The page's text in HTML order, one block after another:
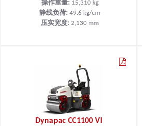
操作重量: 15,310 kg
静线负荷: 49.6 kg/cm
压实宽度: 2,130 mm
Dynapac CC1100 VI